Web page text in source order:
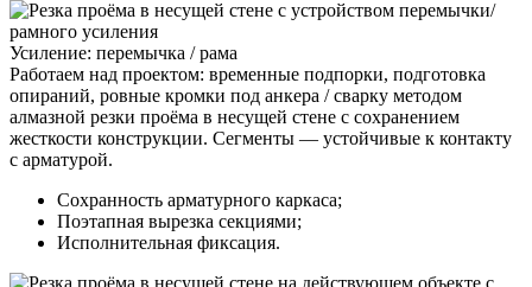
Усиление: перемычка / рама
Работаем над проектом: временные подпорки, подготовка
опираний, ровные кромки под анкера / сварку методом
алмазной резки проёма в несущей стене с сохранением
жесткости конструкции. Сегменты — устойчивые к контакту
с арматурой.
Сохранность арматурного каркаса;
Поэтапная вырезка секциями;
Исполнительная фиксация.